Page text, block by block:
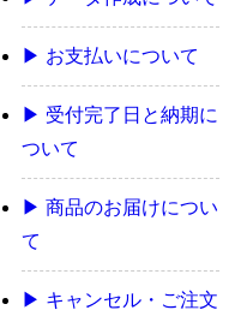
▶ お支払いについて
▶ 受付完了日と納期に
ついて
▶ 商品のお届けについ
て
▶ キャンセル・ご注文